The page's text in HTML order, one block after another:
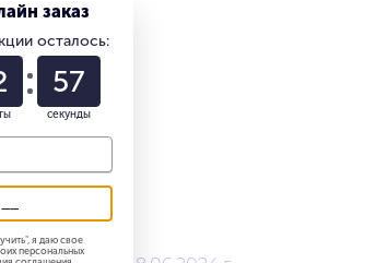
заказ
осталось:
56
секунды
", я даю свое
персональных